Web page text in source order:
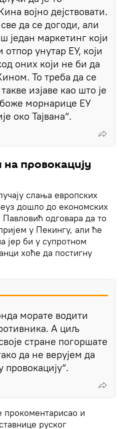
војно дејствовати.
да се догоди, али
један маркетинг који
унутар ЕУ, који
оних који не би да
То треба да се
изјаве као што је
морнарице ЕУ
око Тајвана“.
на провокацију
слања европских
дошло до економских
одговара да то
у Пекингу, али ће
јер би у супротном
хоће да постигну
морате водити
А циљ
стране погоршате
да не верујем да
прокоментарисао и
руског